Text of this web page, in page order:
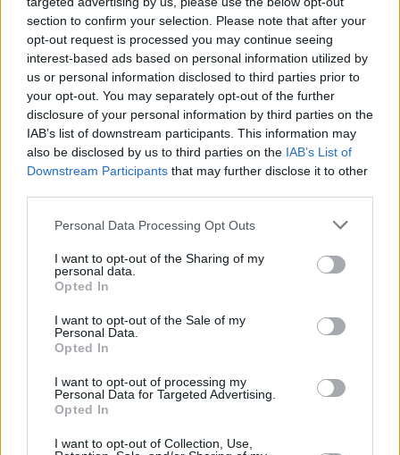
section to confirm your selection. Please note that after your
opt-out request is processed you may continue seeing
interest-based ads based on personal information utilized by
us or personal information disclosed to third parties prior to
your opt-out. You may separately opt-out of the further
disclosure of your personal information by third parties on the
IAB’s list of downstream participants. This information may
also be disclosed by us to third parties on the IAB’s List of
Downstream Participants that may further disclose it to other
Personal Data Processing Opt Outs
I want to opt-out of the Sharing of my
personal data.
Opted In
I want to opt-out of the Sale of my
Personal Data.
Opted In
I want to opt-out of processing my
Personal Data for Targeted Advertising.
Opted In
I want to opt-out of Collection, Use,
Erittäin hyvä
Keskitaso
Huono
Todella huono
Osoite: